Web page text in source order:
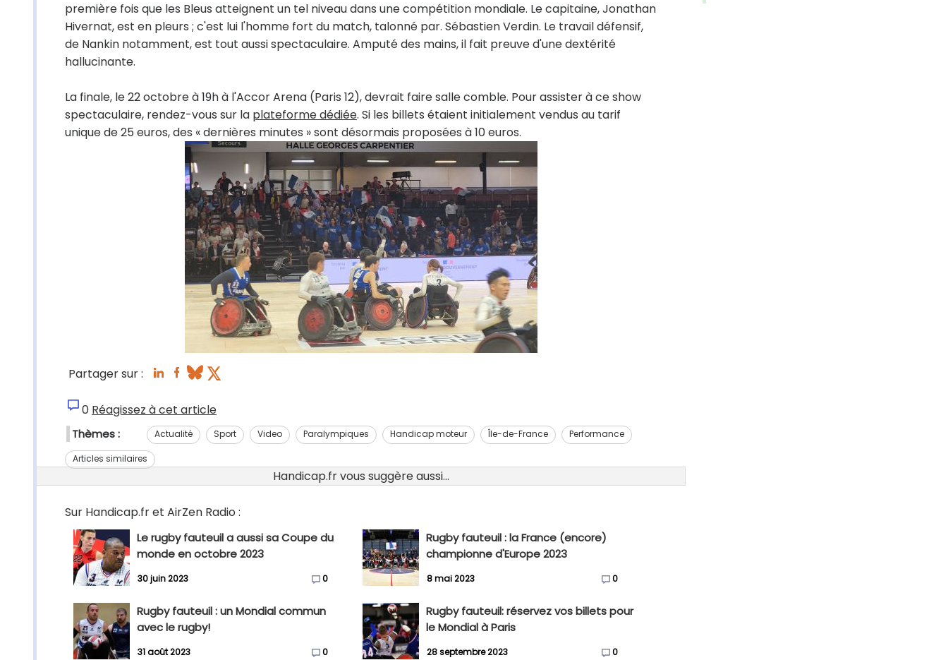
première fois que les Bleus atteignent un tel niveau dans une compétition mondiale. Le capitaine, Jonathan
Hivernat, est en pleurs ; c'est lui l'homme fort du match, talonné par. Sébastien Verdin. Le travail défensif,
de Nankin notamment, est tout aussi spectaculaire. Amputé des mains, il fait preuve d'une dextérité
hallucinante.
La finale, le 22 octobre à 19h à l'Accor Arena (Paris 12), devrait faire salle comble. Pour assister à ce show
spectaculaire, rendez-vous sur la plateforme dédiée. Si les billets étaient initialement vendus au tarif
unique de 25 euros, des « dernières minutes » sont désormais proposées à 10 euros.
Partager sur :
0 Réagissez à cet article
Thèmes : Actualité Sport Video Paralympiques Handicap moteur Île-de-France Performance
Articles similaires
Handicap.fr vous suggère aussi...
Sur Handicap.fr et AirZen Radio :
Le rugby fauteuil a aussi sa Coupe du
monde en octobre 2023
30 juin 2023 0
Rugby fauteuil : la France (encore)
championne d'Europe 2023
8 mai 2023 0
Rugby fauteuil : un Mondial commun
avec le rugby!
31 août 2023 0
Rugby fauteuil: réservez vos billets pour
le Mondial à Paris
28 septembre 2023 0